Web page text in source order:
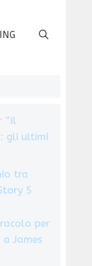
“Il
gli ultimi
tra
5
per
James